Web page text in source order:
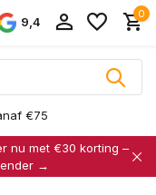
9,4
0
€75
nu met €30 korting –
→